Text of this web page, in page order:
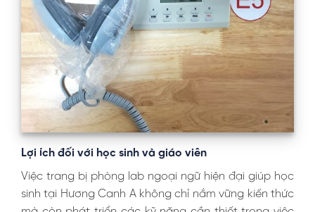
Lợi ích đối với học sinh và giáo viên
Việc trang bị phòng lab ngoại ngữ hiện đại giúp học
sinh tại Hương Canh A không chỉ nắm vững kiến thức